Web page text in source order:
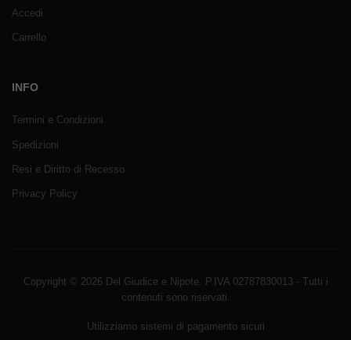
Accedi
Carrello
INFO
Termini e Condizioni
Spedizioni
Resi e Diritto di Recesso
Privacy Policy
Copyright © 2026 Del Giudice e Nipote. P.IVA 02787830013 - Tutti i
contenuti sono riservati.
Utilizziamo sistemi di pagamento sicuri